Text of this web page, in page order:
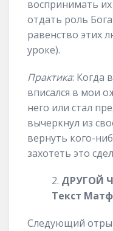
воспринимать
отдать роль
равенство этих
уроке).
Практика: Когда
вписался в мои
него или стал
вычеркнул из
вернуть кого-
захотеть это
ДРУГОЙ
Текст
Следующий